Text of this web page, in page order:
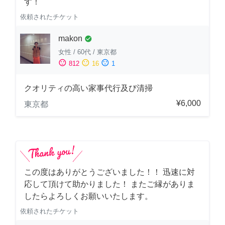
依頼されたチケット
makon check_circle
女性 / 60代 / 東京都
sentiment_satisfied 812 sentiment_neutral 16 sentiment_dissatisfied 1
クオリティの高い家事代行及び清掃
東京都
¥6,000
この度はありがとうございました！！ 迅速に対
応して頂けて助かりました！ またご縁がありま
したらよろしくお願いいたします。
依頼されたチケット